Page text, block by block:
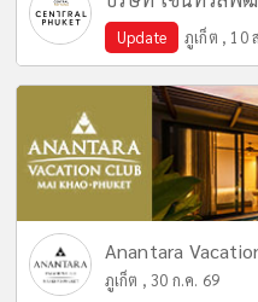
Update ภูเก็ต , 10
Anantara
ภูเก็ต , 30 ก.ค. 69